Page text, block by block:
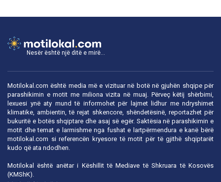
Nesër është një ditë e mirë...
Motilokal.com është media më e vizituar në botë në gjuhën shqipe për
parashikimin e motit me miliona vizita në muaj. Përveç këtij shërbimi,
lexuesi ynë aty mund të informohet për lajmet lidhur me ndryshimet
klimatike, ambientin, të rejat shkencore, shëndetësinë, reportazhet për
bukuritë e botës shqiptare dhe asaj së egër. Saktësia në parashikimin e
motit dhe temat e larmishme nga fushat e lartpërmendura e kanë bërë
motilokal.com si referencën kryesore të motit për të gjithë shqiptarët
kudo që ata ndodhen.
Motilokal është anëtar i Këshillit të Mediave të Shkruara të Kosovës
(KMShK).